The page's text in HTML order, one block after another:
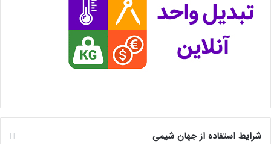
شرایط استفاده از جهان شیمی